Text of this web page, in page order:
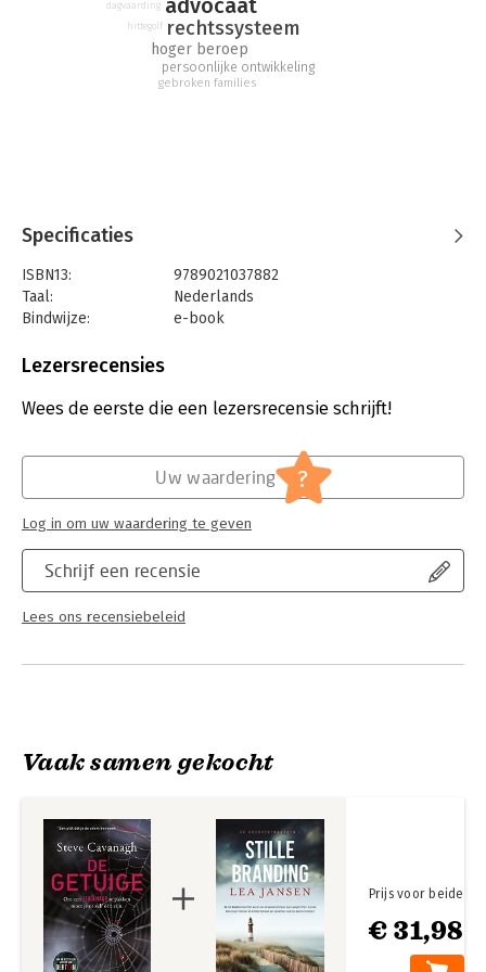
‘Zelden was een thriller zo tot in de puntjes uitgewerkt als De
getuige.’ Chicklit.nl
rechtssysteem
hoger beroep
persoonlijke ontwikkeling
gebroken families
dagvaarding
hittegolf
Specificaties
ISBN13:
9789021037882
Taal:
Nederlands
Bindwijze:
e-book
Bestandsformaat:
Verschijningsdatum:
22-11-2022
Thrillers en spanning
Eddie Flynn
Lezersrecensies
Wees de eerste die een lezersrecensie schrijft!
Schrijf een recensie
Lees ons recensiebeleid
Uw waardering ?
Log in om uw waardering te geven
Vaak samen gekocht
€ 31,98
Prijs voor beide